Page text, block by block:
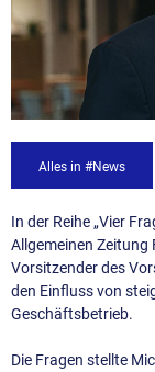
Alles in #News
In der Reihe „Vier
Allgemeinen Zeitung
Vorsitzender des
den Einfluss von
Geschäftsbetrieb.
Die Fragen stellte